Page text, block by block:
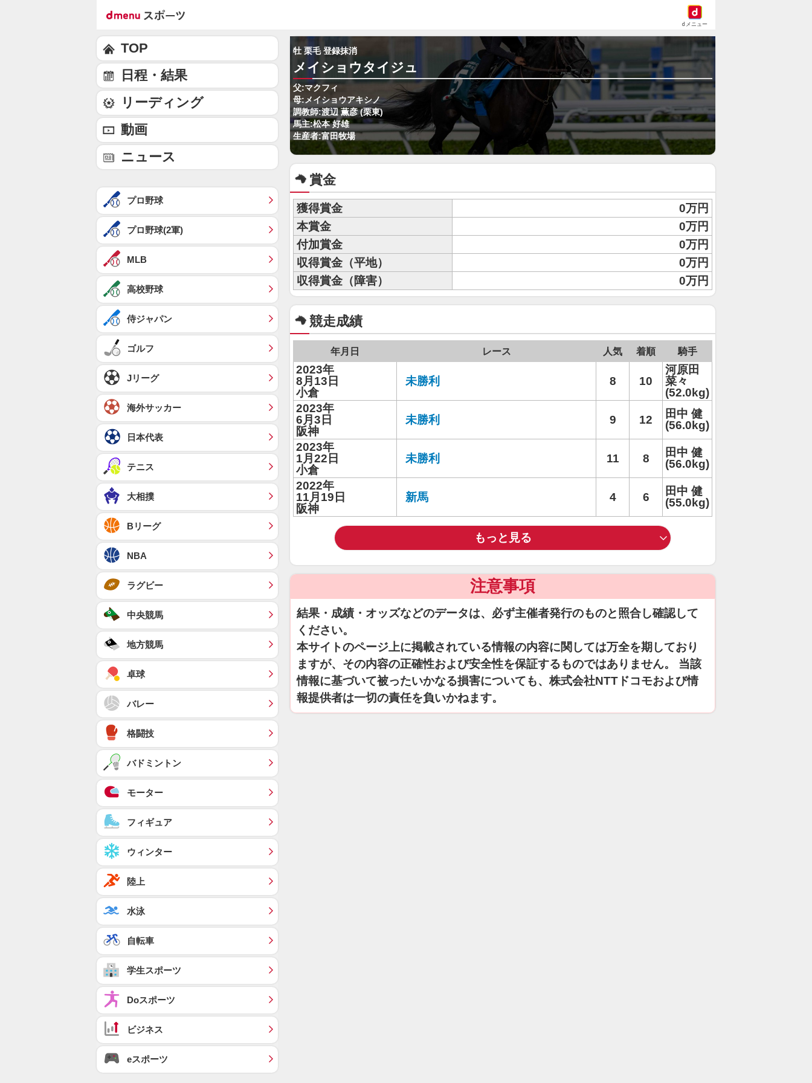
dメニュー
牡 栗毛 登録抹消
メイショウタイジュ
父:マクフィ
母:メイショウアキシノ
調教師:渡辺 薫彦 (栗東)
馬主:松本 好雄
生産者:富田牧場
賞金
獲得賞金
0万円
本賞金
0万円
付加賞金
0万円
収得賞金（平地）
0万円
収得賞金（障害）
0万円
競走成績
年月日 レース 人気 着順 騎手
2023年
8月13日
小倉
未勝利 8 10
河原田
菜々
(52.0kg)
2023年
6月3日
阪神
未勝利 9 12
田中 健
(56.0kg)
2023年
1月22日
小倉
未勝利 11 8
田中 健
(56.0kg)
2022年
11月19日
阪神
新馬 4 6
田中 健
(55.0kg)
もっと見る
注意事項
結果・成績・オッズなどのデータは、必ず主催者発行のものと照合し確認して
ください。
本サイトのページ上に掲載されている情報の内容に関しては万全を期しており
ますが、その内容の正確性および安全性を保証するものではありません。 当該
情報に基づいて被ったいかなる損害についても、株式会社NTTドコモおよび情
報提供者は一切の責任を負いかねます。
TOP
日程・結果
リーディング
動画
ニュース
プロ野球
プロ野球(2軍)
MLB
高校野球
侍ジャパン
ゴルフ
Jリーグ
海外サッカー
日本代表
テニス
大相撲
Bリーグ
NBA
ラグビー
中央競馬
地方競馬
卓球
バレー
格闘技
バドミントン
モーター
フィギュア
ウィンター
陸上
水泳
自転車
学生スポーツ
Doスポーツ
ビジネス
eスポーツ